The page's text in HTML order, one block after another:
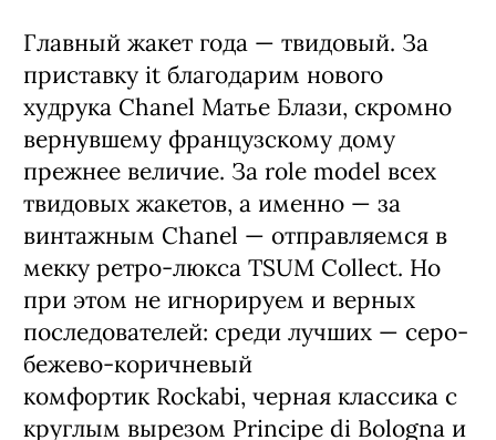
Главный жакет года — твидовый. За
приставку it благодарим нового
худрука Chanel Матье Блази, скромно
вернувшему французскому дому
прежнее величие. За role model всех
твидовых жакетов, а именно — за
винтажным Chanel — отправляемся в
мекку ретро-люкса TSUM Collect. Но
при этом не игнорируем и верных
последователей: среди лучших — серо-
бежево-коричневый